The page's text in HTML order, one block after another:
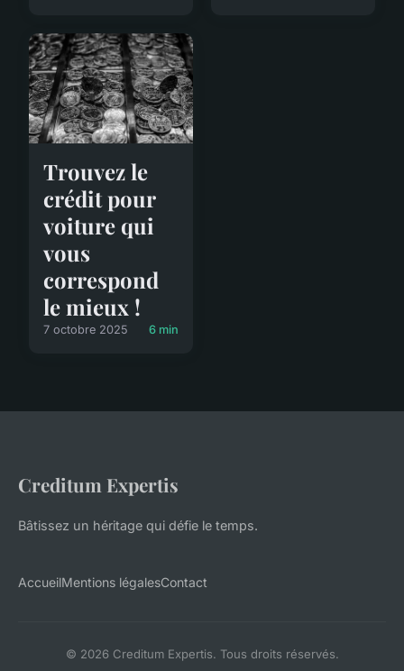
Trouvez le
crédit pour
voiture qui
vous
correspond
le mieux !
7 octobre 2025 6 min
Creditum Expertis
Bâtissez un héritage qui défie le temps.
AccueilMentions légalesContact
© 2026 Creditum Expertis. Tous droits réservés.